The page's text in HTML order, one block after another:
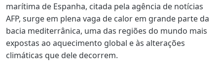
marítima de Espanha, citada pela agência de notícias
AFP, surge em plena vaga de calor em grande parte da
bacia mediterrânica, uma das regiões do mundo mais
expostas ao aquecimento global e às alterações
climáticas que dele decorrem.